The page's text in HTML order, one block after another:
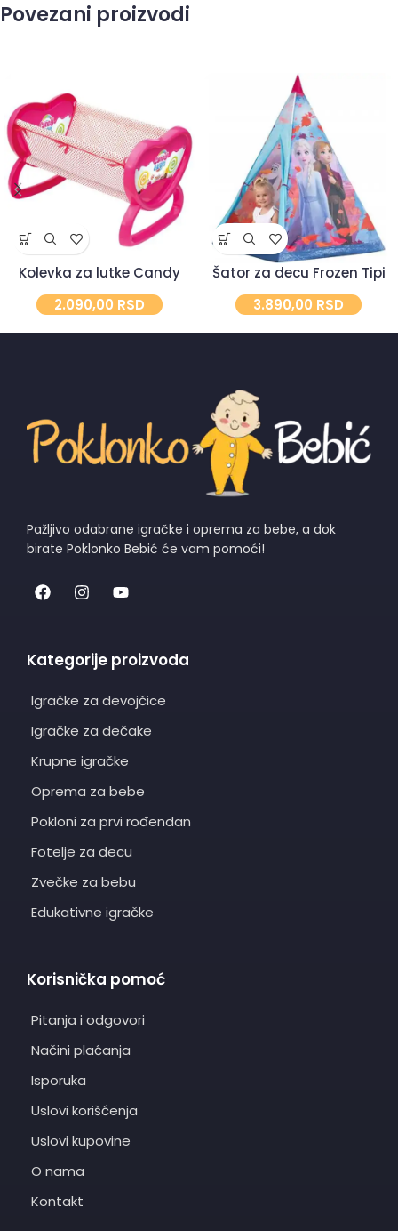
Povezani proizvodi
Kolevka za lutke Candy
2.090,00 RSD
Šator za decu Frozen Tipi
3.890,00 RSD
Pažljivo odabrane igračke i oprema za bebe, a dok
birate Poklonko Bebić će vam pomoći!
Kategorije proizvoda
Igračke za devojčice
Igračke za dečake
Krupne igračke
Oprema za bebe
Pokloni za prvi rođendan
Fotelje za decu
Zvečke za bebu
Edukativne igračke
Korisnička pomoć
Pitanja i odgovori
Načini plaćanja
Isporuka
Uslovi korišćenja
Uslovi kupovine
O nama
Kontakt